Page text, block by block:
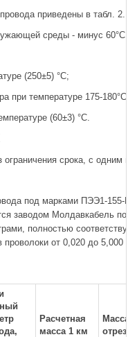
приведены в табл. 2.
среды - минус 60°С.
(250±5) °С;
при температуре 175-180°С;
(60±3) °С.
срока, с одним
под марками ПЭЭ1-155-
заводом Молдавкабель по
полностью
проволоки от 0,020 до 5,000
Расчетная
масса 1 км
Масса